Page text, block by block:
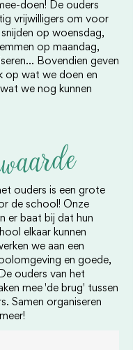
doen! De ouders
vrijwilligers om voor
op woensdag,
op maandag,
Bovendien geven
op wat we doen en
we nog kunnen
ouders is een grote
de school! Onze
er baat bij dat hun
elkaar kunnen
we aan een
en goede,
ouders van het
mee 'de brug' tussen
Samen organiseren